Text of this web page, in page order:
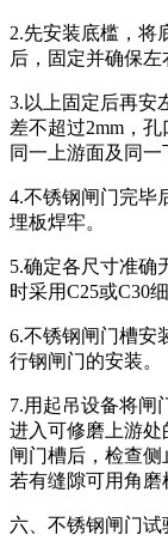
2.先安装底槛，将
后，固定并确保左
3.以上固定后再安
差不超过2mm，
同一上游面及同一
4.不锈钢闸门完毕
埋板焊牢。
5.确定各尺寸准确
时采用C25或C30
6.不锈钢闸门槽安
行钢闸门的安装。
7.用起吊设备将闸
进入可修磨上游处
闸门槽后，检查
若有缝隙可用角磨
六、不锈钢闸门试